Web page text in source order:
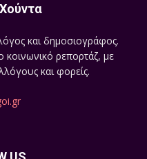
και δημοσιογράφος.
κοινωνικό ρεπορτάζ, με
και φορείς.